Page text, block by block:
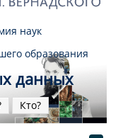
наук
образования
данных
Кто?